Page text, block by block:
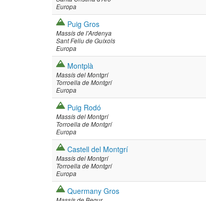
Europa
Puig Gros
Massís de l'Ardenya
Sant Feliu de Guíxols
Europa
Montplà
Massís del Montgrí
Torroella de Montgrí
Europa
Puig Rodó
Massís del Montgrí
Torroella de Montgrí
Europa
Castell del Montgrí
Massís del Montgrí
Torroella de Montgrí
Europa
Quermany Gros